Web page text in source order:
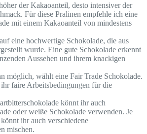
der Kakaoanteil, desto intensiver der
Für diese Pralinen empfehle ich eine
mit einem Kakaoanteil von mindestens
eine hochwertige Schokolade, die aus
wurde. Eine gute Schokolade erkennt
Aussehen und ihrem knackigen
möglich, wählt eine Fair Trade Schokolade.
faire Arbeitsbedingungen für die
könnt ihr auch
oder weiße Schokolade verwenden. Je
ihr auch verschiedene
mischen.